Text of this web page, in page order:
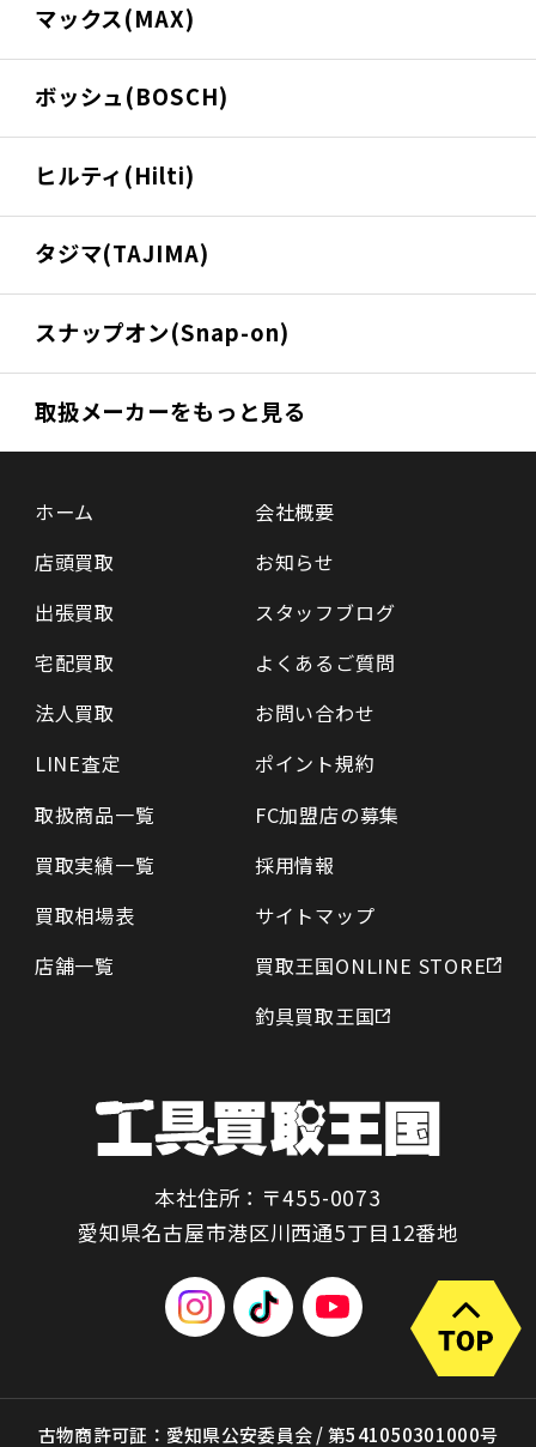
マックス(MAX)
ボッシュ(BOSCH)
ヒルティ(Hilti)
タジマ(TAJIMA)
スナップオン(Snap-on)
取扱メーカーをもっと見る
ホーム
店頭買取
出張買取
宅配買取
法人買取
LINE査定
取扱商品一覧
買取実績一覧
買取相場表
店舗一覧
会社概要
お知らせ
スタッフブログ
よくあるご質問
お問い合わせ
ポイント規約
FC加盟店の募集
採用情報
サイトマップ
買取王国ONLINE STORE
釣具買取王国
本社住所：〒455-0073
愛知県名古屋市港区川西通5丁目12番地
古物商許可証：愛知県公安委員会 / 第541050301000号